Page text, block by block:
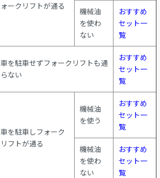
ォークリフトが通る
機械油
を使わ
ない
おすすめ
セット一
覧
車を駐車せずフォークリフトも通
らない
おすすめ
セット一
覧
車を駐車しフォーク
リフトが通る
機械油
を使う
おすすめ
セット一
覧
機械油
を使わ
ない
おすすめ
セット一
覧